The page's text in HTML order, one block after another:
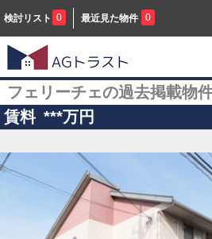
検討リスト 0 最近見た物件 0
フェリーチェの過去掲載物
賃料 ***万円